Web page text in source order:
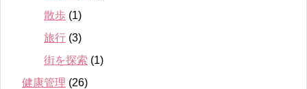
散歩 (1)
旅行 (3)
街を探索 (1)
健康管理 (26)